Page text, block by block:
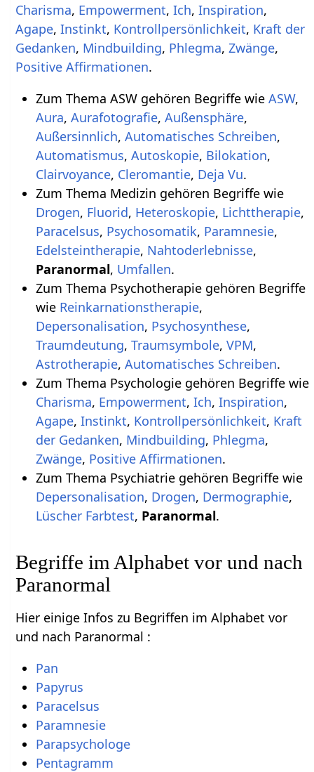
Charisma, Empowerment,Ich,Inspiration,
Agape,Instinkt, Kontrollpersönlichkeit, Kraft der
Gedanken, Mindbuilding, Phlegma,Zwänge,
Positive Affirmationen.
Zum Thema ASW gehören Begriffe wie ASW,
Aura, Aurafotografie, Außensphäre,
Außersinnlich, Automatisches Schreiben,
Automatismus, Autoskopie, Bilokation,
Clairvoyance, Cleromantie, Deja Vu.
Zum Thema Medizin gehören Begriffe wie
Drogen, Fluorid, Heteroskopie, Lichttherapie,
Paracelsus, Psychosomatik, Paramnesie,
Edelsteintherapie, Nahtoderlebnisse,
Paranormal, Umfallen.
Zum Thema Psychotherapie gehören Begriffe
wie Reinkarnationstherapie,
Depersonalisation, Psychosynthese,
Traumdeutung, Traumsymbole, VPM,
Astrotherapie, Automatisches Schreiben.
Zum Thema Psychologie gehören Begriffe wie
Charisma, Empowerment, Ich, Inspiration,
Agape, Instinkt, Kontrollpersönlichkeit, Kraft
der Gedanken, Mindbuilding, Phlegma,
Zwänge, Positive Affirmationen.
Zum Thema Psychiatrie gehören Begriffe wie
Depersonalisation, Drogen, Dermographie,
Lüscher Farbtest, Paranormal.
Begriffe im Alphabet vor und nach
Paranormal
Hier einige Infos zu Begriffen im Alphabet vor
und nach Paranormal :
Pan
Papyrus
Paracelsus
Paramnesie
Parapsychologe
Pentagramm